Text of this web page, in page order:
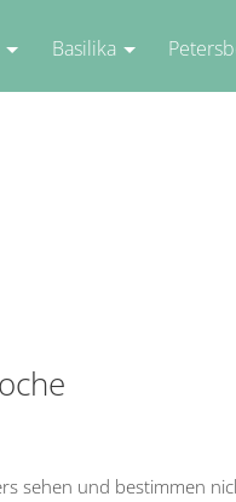
Basilika
sehen und bestimmen